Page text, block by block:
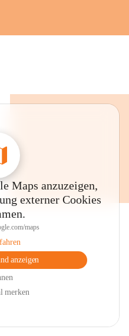
Maps anzuzeigen,
externer Cookies
maps
anzeigen
merken